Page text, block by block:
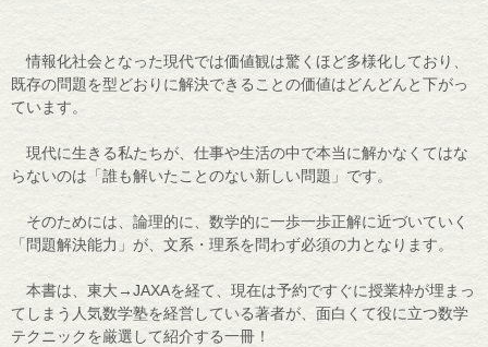
情報化社会となった現代では価値観は驚くほど多様化しており、
既存の問題を型どおりに解決できることの価値はどんどんと下がっ
ています。
現代に生きる私たちが、仕事や生活の中で本当に解かなくてはな
らないのは「誰も解いたことのない新しい問題」です。
そのためには、論理的に、数学的に一歩一歩正解に近づいていく
「問題解決能力」が、文系・理系を問わず必須の力となります。
本書は、東大→JAXAを経て、現在は予約ですぐに授業枠が埋まっ
てしまう人気数学塾を経営している著者が、面白くて役に立つ数学
テクニックを厳選して紹介する一冊！